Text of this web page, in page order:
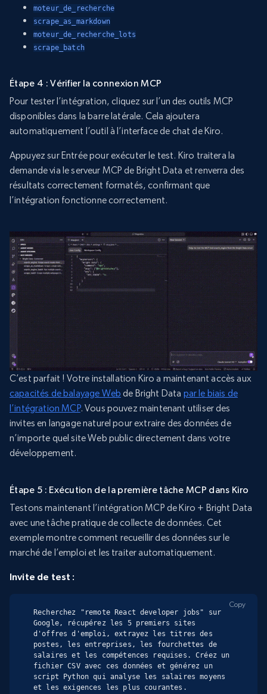
moteur_de_recherche
scrape_as_markdown
moteur_de_recherche_lots
scrape_batch
Étape 4 : Vérifier la connexion MCP
Pour tester l’intégration, cliquez sur l’un des outils MCP
disponibles dans la barre latérale. Cela ajoutera
automatiquement l’outil à l’interface de chat de Kiro.
Appuyez sur Entrée pour exécuter le test. Kiro traitera la
demande via le serveur MCP de Bright Data et renverra des
résultats correctement formatés, confirmant que
l’intégration fonctionne correctement.
C’est parfait ! Votre installation Kiro a maintenant accès aux
capacités de balayage Web de Bright Data par le biais de
l’intégration MCP. Vous pouvez maintenant utiliser des
invites en langage naturel pour extraire des données de
n’importe quel site Web public directement dans votre
développement.
Étape 5 : Exécution de la première tâche MCP dans Kiro
Testons maintenant l’intégration MCP de Kiro + Bright Data
avec une tâche pratique de collecte de données. Cet
exemple montre comment recueillir des données sur le
marché de l’emploi et les traiter automatiquement.
Invite de test :
Recherchez "remote React developer jobs" sur
Google, récupérez les 5 premiers sites
d'offres d'emploi, extrayez les titres des
postes, les entreprises, les fourchettes de
salaires et les compétences requises. Créez un
fichier CSV avec ces données et générez un
script Python qui analyse les salaires moyens
et les exigences les plus courantes.
Copy